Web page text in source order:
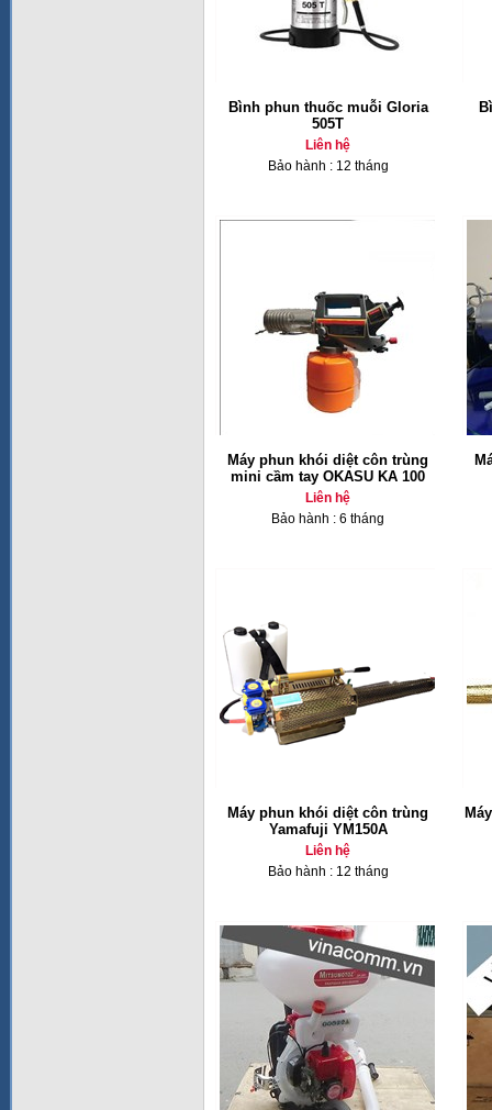
Bình phun thuốc muỗi Gloria
505T
Liên hệ
Bảo hành : 12 tháng
Máy phun khói diệt côn trùng
mini cầm tay OKASU KA 100
Liên hệ
Bảo hành : 6 tháng
Máy phun khói diệt côn trùng
Yamafuji YM150A
Liên hệ
Bảo hành : 12 tháng